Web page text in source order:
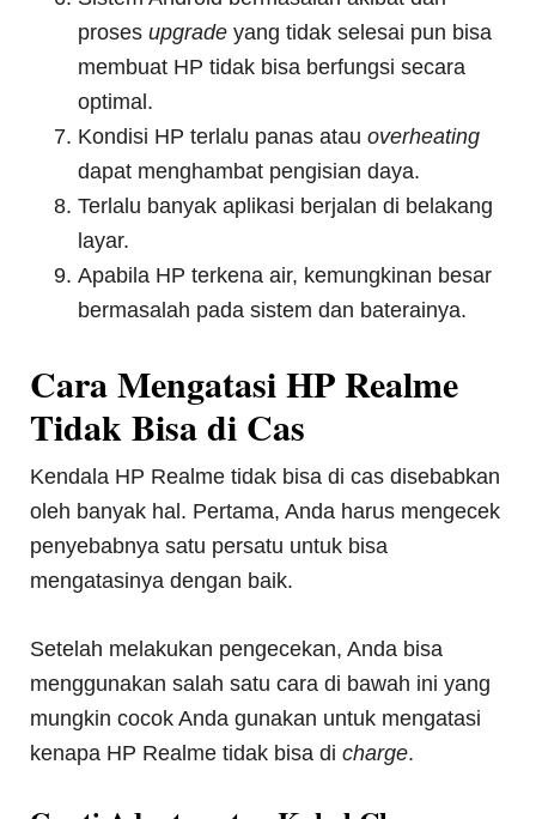
prosesupgradeyang tidak selesai pun bisa
membuat HP tidak bisa berfungsi secara
optimal.
Kondisi HP terlalu panas atauoverheating
dapat menghambat pengisian daya.
Terlalu banyak aplikasi berjalan di belakang
layar.
Apabila HP terkena air, kemungkinan besar
bermasalah pada sistem dan baterainya.
Cara Mengatasi HP Realme
Tidak Bisa di Cas
Kendala HP Realme tidak bisa di cas disebabkan
oleh banyak hal. Pertama, Anda harus mengecek
penyebabnya satu persatu untuk bisa
mengatasinya dengan baik.
Setelah melakukan pengecekan, Anda bisa
menggunakan salah satu cara di bawah ini yang
mungkin cocok Anda gunakan untuk mengatasi
kenapa HP Realme tidak bisa dicharge.